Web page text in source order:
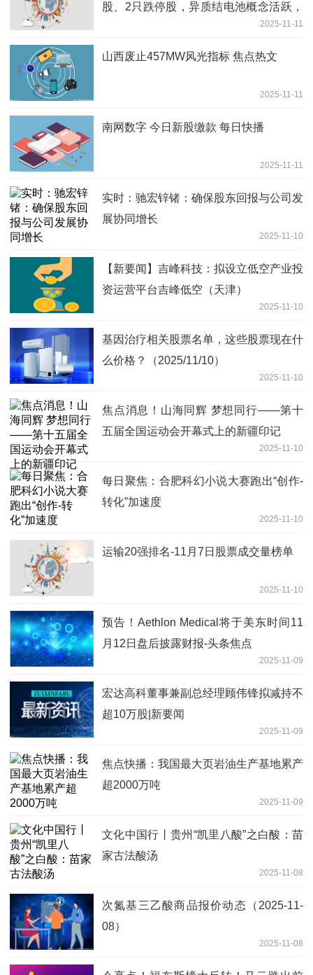
股、2只跌停股，异质结电池概念活跃，
2025-11-11
山西废止457MW风光指标 焦点热文
2025-11-11
南网数字 今日新股缴款 每日快播
2025-11-11
实时：驰宏锌锗：确保股东回报与公司发
展协同增长
2025-11-10
【新要闻】吉峰科技：拟设立低空产业投
资运营平台吉峰低空（天津）
2025-11-10
基因治疗相关股票名单，这些股票现在什
么价格？（2025/11/10）
2025-11-10
焦点消息！山海同辉 梦想同行——第十
五届全国运动会开幕式上的新疆印记
2025-11-10
每日聚焦：合肥科幻小说大赛跑出“创作-
转化”加速度
2025-11-10
运输20强排名-11月7日股票成交量榜单
2025-11-10
预告！Aethlon Medical将于美东时间11
月12日盘后披露财报-头条焦点
2025-11-09
宏达高科董事兼副总经理顾伟锋拟减持不
超10万股|新要闻
2025-11-09
焦点快播：我国最大页岩油生产基地累产
超2000万吨
2025-11-09
文化中国行丨贵州“凯里八酸”之白酸：苗
家古法酸汤
2025-11-08
次氮基三乙酸商品报价动态（2025-11-
08）
2025-11-08